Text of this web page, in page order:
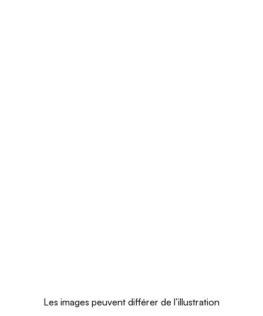
Les images peuvent différer de l’illustration